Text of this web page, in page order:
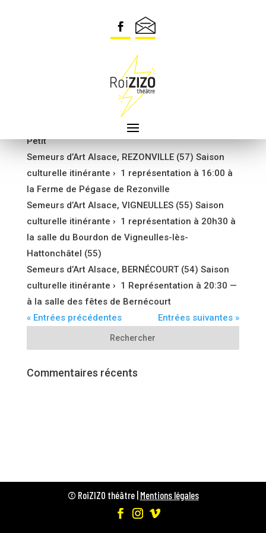
Festival MIMA – MIREPOIX (09) › jeudi 4/08 à
16:00 sous la halle de Mirepoix › vendredi 5/08 à
16:30 à la maison du Lac à Montbel
Festival Les Renc’arts – DINAN (22) › 27 juillet à
18:00 à Quévert › 28 juillet à 20:30 à Plélan-le-
Petit
Semeurs d’Art Alsace, REZONVILLE (57) Saison
culturelle itinérante › 1 représentation à 16:00 à
la Ferme de Pégase de Rezonville
Semeurs d’Art Alsace, VIGNEULLES (55) Saison
culturelle itinérante › 1 représentation à 20h30 à
la salle du Bourdon de Vigneulles-lès-
Hattonchâtel (55)
Semeurs d’Art Alsace, BERNÉCOURT (54) Saison
culturelle itinérante › 1 Représentation à 20:30 —
à la salle des fêtes de Bernécourt
« Entrées précédentes
Entrées suivantes »
Commentaires récents
© RoiZIZO théâtre | Mentions légales